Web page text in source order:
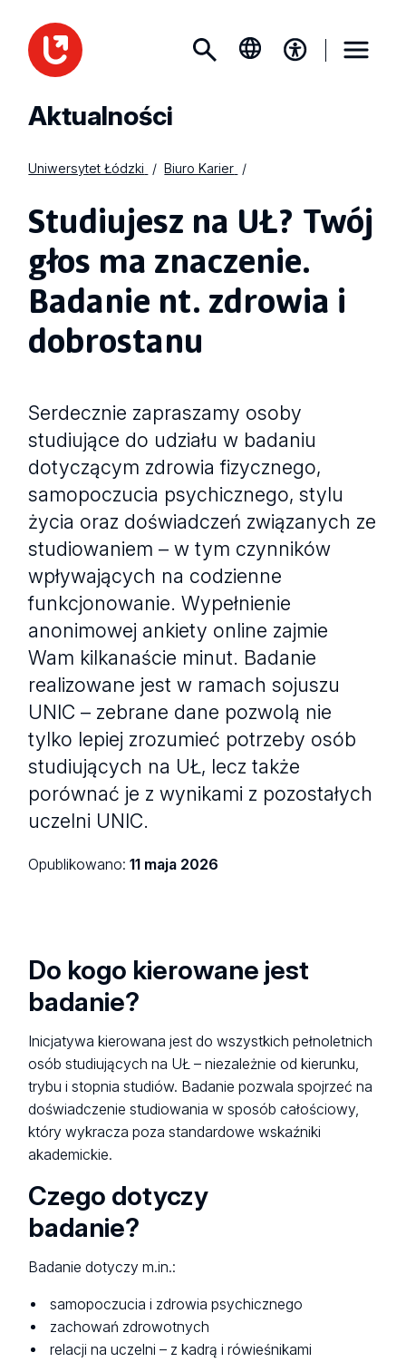
Aktualności
Uniwersytet Łódzki Biuro Karier
Studiujesz na UŁ? Twój
głos ma znaczenie.
Badanie nt. zdrowia i
dobrostanu
Serdecznie zapraszamy osoby
studiujące do udziału w badaniu
dotyczącym zdrowia fizycznego,
samopoczucia psychicznego, stylu
życia oraz doświadczeń związanych ze
studiowaniem – w tym czynników
wpływających na codzienne
funkcjonowanie. Wypełnienie
anonimowej ankiety online zajmie
Wam kilkanaście minut. Badanie
realizowane jest w ramach sojuszu
UNIC – zebrane dane pozwolą nie
tylko lepiej zrozumieć potrzeby osób
studiujących na UŁ, lecz także
porównać je z wynikami z pozostałych
uczelni UNIC.
Opublikowano:11 maja 2026
Do kogo kierowane jest
badanie?
Inicjatywa kierowana jest do wszystkich pełnoletnich
osób studiujących na UŁ – niezależnie od kierunku,
trybu i stopnia studiów. Badanie pozwala spojrzeć na
doświadczenie studiowania w sposób całościowy,
który wykracza poza standardowe wskaźniki
akademickie.
Czego dotyczy
badanie?
Badanie dotyczy m.in.:
samopoczucia i zdrowia psychicznego
zachowań zdrowotnych
relacji na uczelni – z kadrą i rówieśnikami